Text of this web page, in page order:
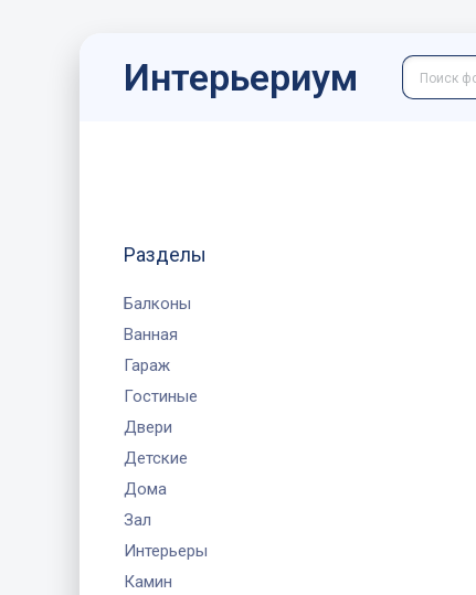
Интерьериум
Разделы
Балконы
Ванная
Гараж
Гостиные
Двери
Детские
Дома
Зал
Интерьеры
Камин